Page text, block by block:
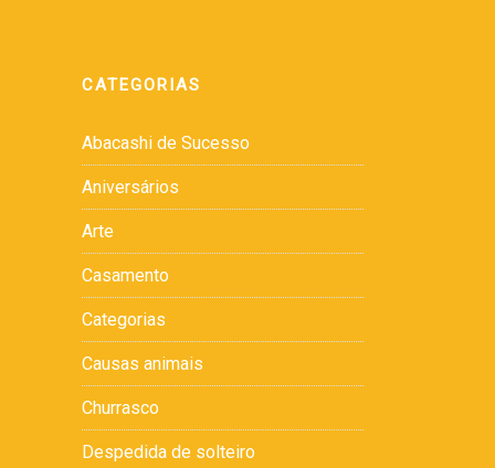
CATEGORIAS
Abacashi de Sucesso
Aniversários
Arte
Casamento
Categorias
Causas animais
Churrasco
Despedida de solteiro